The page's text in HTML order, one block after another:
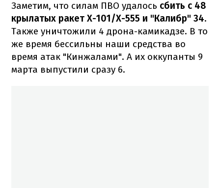
Заметим, что силам ПВО удалось сбить с 48
крылатых ракет Х-101/Х-555 и "Калибр" 34.
Также уничтожили 4 дрона-камикадзе. В то
же время бессильны наши средства во
время атак "Кинжалами". А их оккупанты 9
марта выпустили сразу 6.